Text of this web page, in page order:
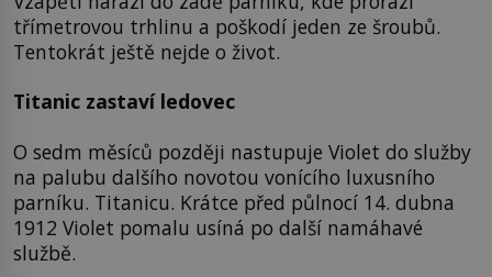
třímetrovou trhlinu a poškodí jeden ze šroubů.
Tentokrát ještě nejde o život.
Titanic zastaví ledovec
O sedm měsíců později nastupuje Violet do služby
na palubu dalšího novotou vonícího luxusního
parníku. Titanicu. Krátce před půlnocí 14. dubna
1912 Violet pomalu usíná po další namáhavé
službě.